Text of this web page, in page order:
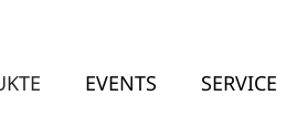
EVENTS SERVICE